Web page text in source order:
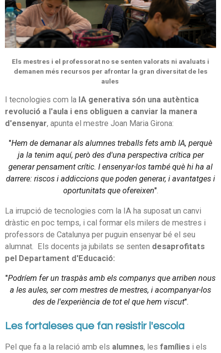
Els mestres i el professorat no se senten valorats ni avaluats i
demanen més recursos per afrontar la gran diversitat de les
aules
I tecnologies com la IA generativa són una autèntica
revolució a l'aula i ens obliguen a canviar la manera
d'ensenyar, apunta el mestre Joan Maria Girona:
"Hem de demanar als alumnes treballs fets amb IA, perquè
ja la tenim aquí, però des d'una perspectiva crítica per
generar pensament crític. I ensenyar-los també què hi ha al
darrere: riscos i addiccions que poden generar, i avantatges i
oportunitats que ofereixen".
La irrupció de tecnologies com la IA ha suposat un canvi
dràstic en poc temps, i cal formar els milers de mestres i
professors de Catalunya per puguin ensenyar bé el seu
alumnat. Els docents ja jubilats se senten desaprofitats
pel Departament d'Educació:
"Podríem fer un traspàs amb els companys que arriben nous
a les aules, ser com mestres de mestres, i acompanyar-los
des de l'experiència de tot el que hem viscut".
Les fortaleses que fan resistir l'escola
Pel que fa a la relació amb els alumnes, les famílies i els